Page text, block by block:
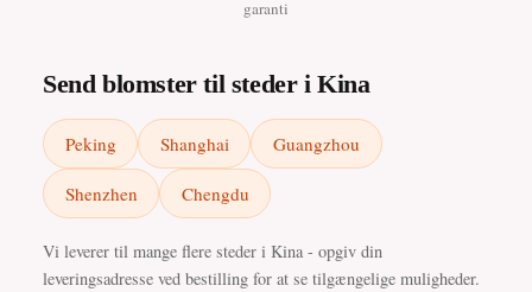
garanti
Send blomster til steder i Kina
Peking Shanghai Guangzhou
Shenzhen Chengdu
Vi leverer til mange flere steder i Kina - opgiv din
leveringsadresse ved bestilling for at se tilgængelige muligheder.